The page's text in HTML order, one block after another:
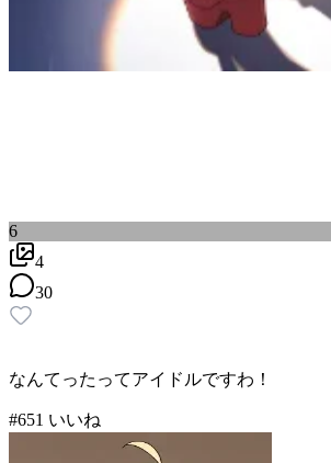
6
4
30
なんてったってアイドルですわ！
#651 いいね